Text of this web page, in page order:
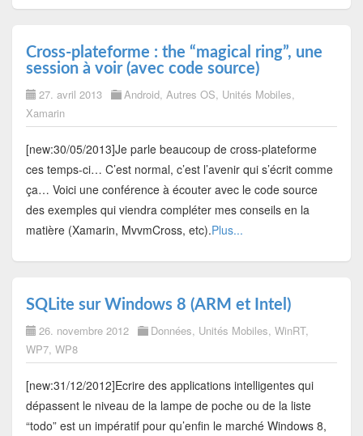
Cross-plateforme : the “magical ring”, une
session à voir (avec code source)
27. avril 2013 Android, Autres OS, Unités Mobiles,
Xamarin
[new:30/05/2013]Je parle beaucoup de cross-plateforme
ces temps-ci… C’est normal, c’est l’avenir qui s’écrit comme
ça… Voici une conférence à écouter avec le code source
des exemples qui viendra compléter mes conseils en la
matière (Xamarin, MvvmCross, etc).Plus...
SQLite sur Windows 8 (ARM et Intel)
26. novembre 2012 Données, Unités Mobiles, WinRT,
WP7, WP8
[new:31/12/2012]Ecrire des applications intelligentes qui
dépassent le niveau de la lampe de poche ou de la liste
“todo” est un impératif pour qu’enfin le marché Windows 8,